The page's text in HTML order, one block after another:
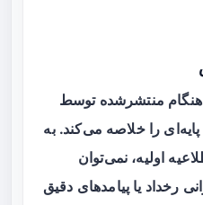
منتشرشده توسط
را خلاصه می‌کند. به
اولیه، نمی‌توان
رخداد یا پیامدهای دقیق